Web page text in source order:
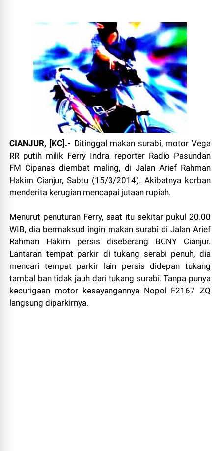
CIANJUR, [KC].- Ditinggal makan surabi, motor Vega
RR putih milik Ferry Indra, reporter Radio Pasundan
FM Cipanas diembat maling, di Jalan Arief Rahman
Hakim Cianjur, Sabtu (15/3/2014). Akibatnya korban
menderita kerugian mencapai jutaan rupiah.
Menurut penuturan Ferry, saat itu sekitar pukul 20.00
WIB, dia bermaksud ingin makan surabi di Jalan Arief
Rahman Hakim persis diseberang BCNY Cianjur.
Lantaran tempat parkir di tukang serabi penuh, dia
mencari tempat parkir lain persis didepan tukang
tambal ban tidak jauh dari tukang surabi. Tanpa punya
kecurigaan motor kesayangannya Nopol F2167 ZQ
langsung diparkirnya.